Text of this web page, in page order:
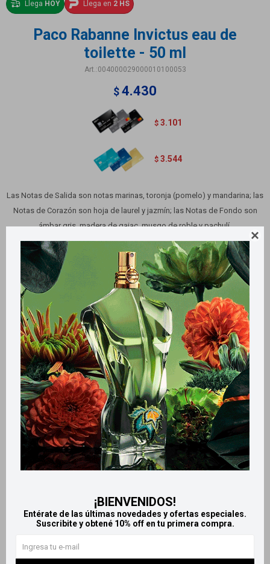

¡BIENVENIDOS!
Entérate de las últimas novedades y ofertas especiales.
Suscribite y obtené 10% off en tu primera compra.
Llega HOY Llega en 2 HS
Paco Rabanne Invictus eau de
toilette - 50 ml
004000029000010100053
$ 4.430
$ 3.101
$ 3.544
Las Notas de Salida son notas marinas, toronja (pomelo) y mandarina; las
Notas de Corazón son hoja de laurel y jazmín; las Notas de Fondo son
ámbar gris, madera de gaiac, musgo de roble y pachulí.
Variantes:
Métodos y costos de envío
Retiros gratuitos en tiendas
Productos que te pueden interesar